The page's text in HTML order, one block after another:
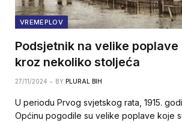
VREMEPLOV
Podsjetnik na velike poplave
kroz nekoliko stoljeća
27/11/2024 BY PLURAL BIH
U periodu Prvog svjetskog rata, 1915.
Općinu pogodile su velike poplave koje